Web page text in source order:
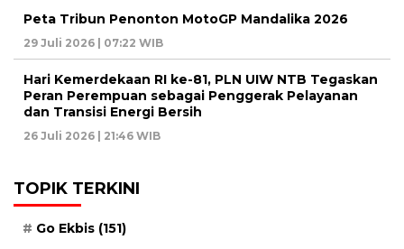
Peta Tribun Penonton MotoGP Mandalika 2026
29 Juli 2026 | 07:22 WIB
Hari Kemerdekaan RI ke-81, PLN UIW NTB Tegaskan
Peran Perempuan sebagai Penggerak Pelayanan
dan Transisi Energi Bersih
26 Juli 2026 | 21:46 WIB
TOPIK TERKINI
Go Ekbis (151)